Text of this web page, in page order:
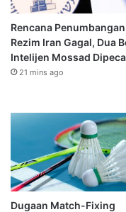
Rencana Penumbangan
Rezim Iran Gagal, Dua
Intelijen Mossad
21 mins ago
Dugaan Match-Fixing